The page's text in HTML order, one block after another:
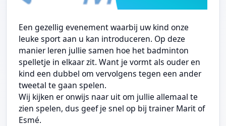
Een gezellig evenement waarbij uw kind onze
leuke sport aan u kan introduceren. Op deze
manier leren jullie samen hoe het badminton
spelletje in elkaar zit. Want je vormt als ouder en
kind een dubbel om vervolgens tegen een ander
tweetal te gaan spelen.
Wij kijken er onwijs naar uit om jullie allemaal te
zien spelen, dus geef je snel op bij trainer Marit of
Esmé.